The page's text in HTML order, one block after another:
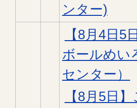
ンター)
【8月4日
ボールめい
センター）
【8月5日